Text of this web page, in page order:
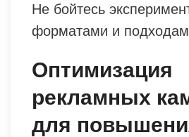
Не бойтесь
форматами и
Оптимизация
рекламных
для